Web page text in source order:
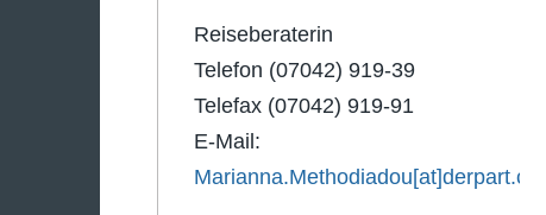
Reiseberaterin
Telefon (07042) 919-39
Telefax (07042) 919-91
E-Mail:
Marianna.Methodiadou[at]derpart.com